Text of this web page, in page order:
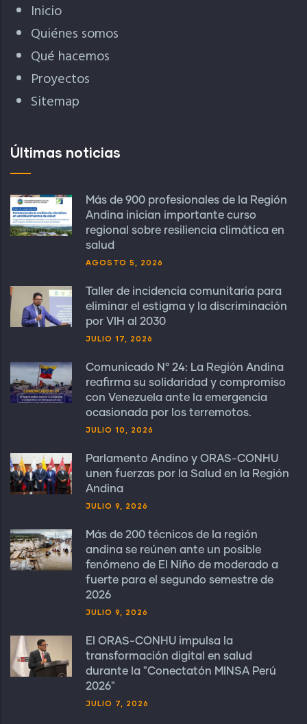
Inicio
Quiénes somos
Qué hacemos
Proyectos
Sitemap
Últimas noticias
Más de 900 profesionales de la Región
Andina inician importante curso
regional sobre resiliencia climática en
salud
AGOSTO 5, 2026
Taller de incidencia comunitaria para
eliminar el estigma y la discriminación
por VIH al 2030
JULIO 17, 2026
Comunicado N° 24: La Región Andina
reafirma su solidaridad y compromiso
con Venezuela ante la emergencia
ocasionada por los terremotos.
JULIO 10, 2026
Parlamento Andino y ORAS-CONHU
unen fuerzas por la Salud en la Región
Andina
JULIO 9, 2026
Más de 200 técnicos de la región
andina se reúnen ante un posible
fenómeno de El Niño de moderado a
fuerte para el segundo semestre de
2026
JULIO 9, 2026
El ORAS-CONHU impulsa la
transformación digital en salud
durante la "Conectatón MINSA Perú
2026"
JULIO 7, 2026